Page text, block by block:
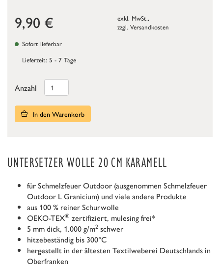
9,90 €
exkl. MwSt.,
zzgl. Versandkosten
Sofort lieferbar
Lieferzeit: 5 - 7 Tage
Anzahl
In den Warenkorb
UNTERSETZER WOLLE 20 CM KARAMELL
für Schmelzfeuer Outdoor (ausgenommen Schmelzfeuer
Outdoor L Granicium) und viele andere Produkte
aus 100 % reiner Schurwolle
OEKO-TEX® zertifiziert, mulesing frei*
5 mm dick, 1.000 g/m2 schwer
hitzebeständig bis 300°C
hergestellt in der ältesten Textilweberei Deutschlands in
Oberfranken